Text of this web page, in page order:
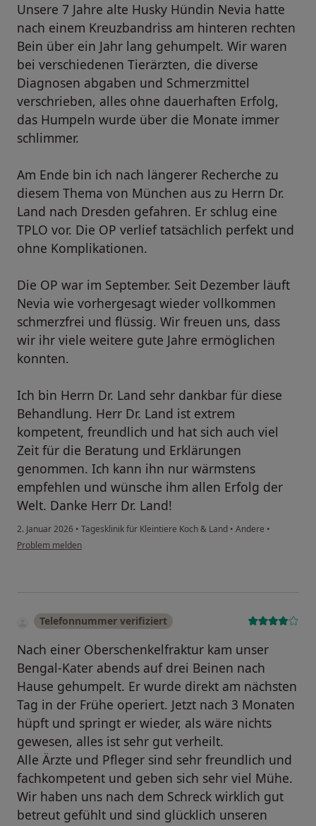
Unsere 7 Jahre alte Husky Hündin Nevia hatte
nach einem Kreuzbandriss am hinteren rechten
Bein über ein Jahr lang gehumpelt. Wir waren
bei verschiedenen Tierärzten, die diverse
Diagnosen abgaben und Schmerzmittel
verschrieben, alles ohne dauerhaften Erfolg,
das Humpeln wurde über die Monate immer
schlimmer.
Am Ende bin ich nach längerer Recherche zu
diesem Thema von München aus zu Herrn Dr.
Land nach Dresden gefahren. Er schlug eine
TPLO vor. Die OP verlief tatsächlich perfekt und
ohne Komplikationen.
Die OP war im September. Seit Dezember läuft
Nevia wie vorhergesagt wieder vollkommen
schmerzfrei und flüssig. Wir freuen uns, dass
wir ihr viele weitere gute Jahre ermöglichen
konnten.
Ich bin Herrn Dr. Land sehr dankbar für diese
Behandlung. Herr Dr. Land ist extrem
kompetent, freundlich und hat sich auch viel
Zeit für die Beratung und Erklärungen
genommen. Ich kann ihn nur wärmstens
empfehlen und wünsche ihm allen Erfolg der
Welt. Danke Herr Dr. Land!
2. Januar 2026 • Tagesklinik für Kleintiere Koch & Land • Andere •
Problem melden
Telefonnummer verifiziert
Nach einer Oberschenkelfraktur kam unser
Bengal-Kater abends auf drei Beinen nach
Hause gehumpelt. Er wurde direkt am nächsten
Tag in der Frühe operiert. Jetzt nach 3 Monaten
hüpft und springt er wieder, als wäre nichts
gewesen, alles ist sehr gut verheilt.
Alle Ärzte und Pfleger sind sehr freundlich und
fachkompetent und geben sich sehr viel Mühe.
Wir haben uns nach dem Schreck wirklich gut
betreut gefühlt und sind glücklich unseren